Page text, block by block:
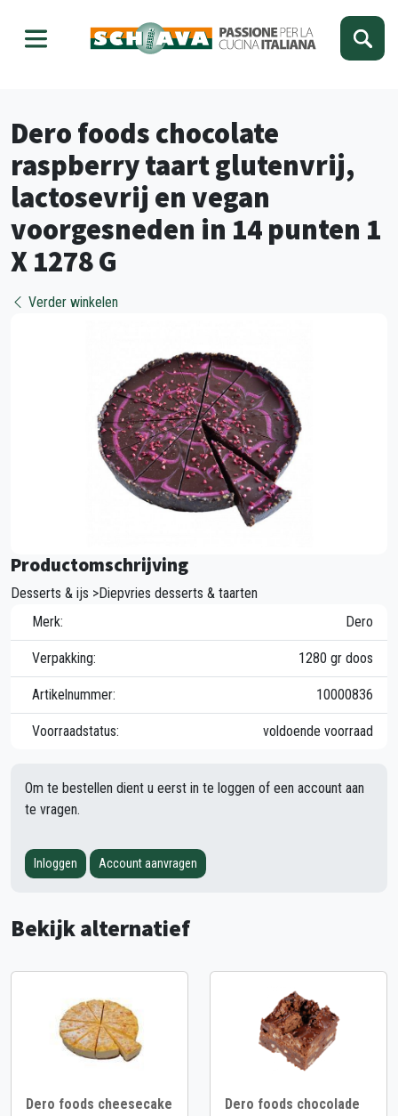
Dero foods chocolate
raspberry taart glutenvrij,
lactosevrij en vegan
voorgesneden in 14 punten 1
X 1278 G
Verder winkelen
Productomschrijving
Desserts & ijs >Diepvries desserts & taarten
Merk:
Dero
Verpakking: 1280 gr doos
Artikelnummer: 10000836
Voorraadstatus: voldoende voorraad
Om te bestellen dient u eerst in te loggen of een account aan
te vragen.
Inloggen Account aanvragen
Bekijk alternatief
Dero foods cheesecake
Dero foods chocolade